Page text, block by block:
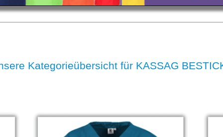
Kategorieübersicht für KASSAG